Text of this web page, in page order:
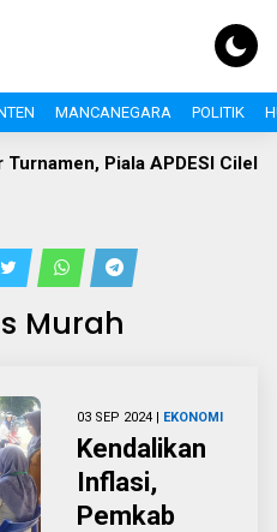
MANCANEGARA POLITIK
Piala APDESI
Murah
03 SEP 2024 | EKONOMI
Kendalikan
Inflasi,
Pemkab